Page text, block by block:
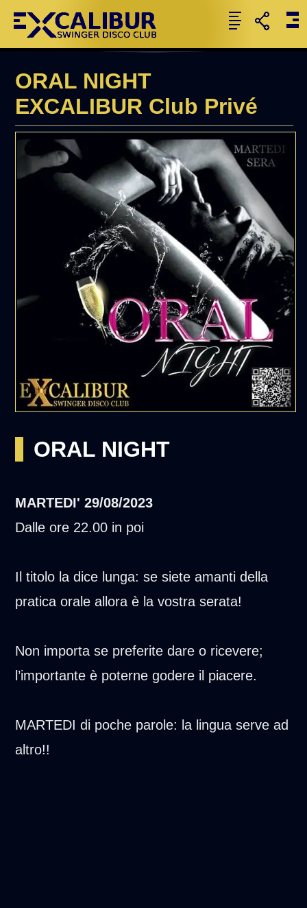
ORAL NIGHT
EXCALIBUR Club Privé
ORAL NIGHT
MARTEDI' 29/08/2023
Dalle ore 22.00 in poi
Il titolo la dice lunga: se siete amanti della
pratica orale allora è la vostra serata!
Non importa se preferite dare o ricevere;
l’importante è poterne godere il piacere.
MARTEDI di poche parole: la lingua serve ad
altro!!